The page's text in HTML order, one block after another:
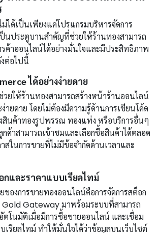
ด้เป็นเพียงแค่โปรแกรมบริหารจัดการ
นประตูบานสำคัญที่ช่วยให้ร้านทองสามารถ
รค้าออนไลน์ได้อย่างมั่นใจและมีประสิทธิภาพ
ต่อไปนี้
ได้อย่างง่ายดาย
ยให้ร้านทองสามารถสร้างหน้าร้านออนไลน์
ง่ายดาย โดยไม่ต้องมีความรู้ด้านการเขียนโค้ด
สินค้าทองรูปพรรณ ทองแท่ง หรือบริการอื่นๆ
ค้าสามารถเข้าชมและเลือกซื้อสินค้าได้ตลอด
สในการขายที่ไม่มีข้อจำกัดด้านเวลาและ
และราคาแบบเรียลไทม์
องการขายทองออนไลน์คือการจัดการสต็อก
Gold Gateway มาพร้อมระบบที่สามารถ
ตโนมัติเมื่อมีการซื้อขายออนไลน์ และเชื่อม
เรียลไทม์ ทำให้มั่นใจได้ว่าข้อมูลบนเว็บไซต์